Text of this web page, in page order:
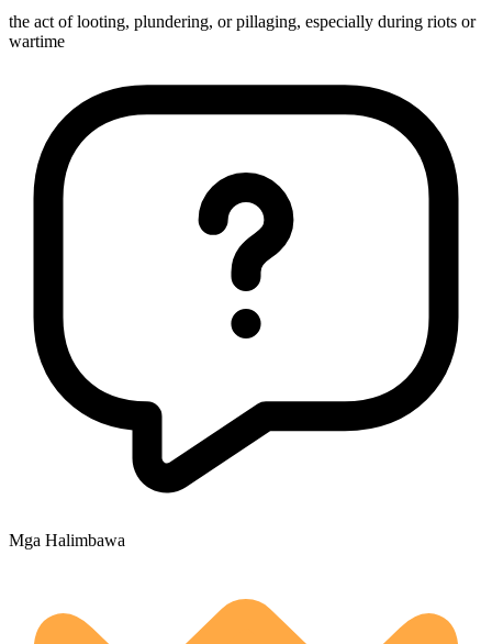
the act of looting, plundering, or pillaging, especially during riots or
wartime
Mga Halimbawa